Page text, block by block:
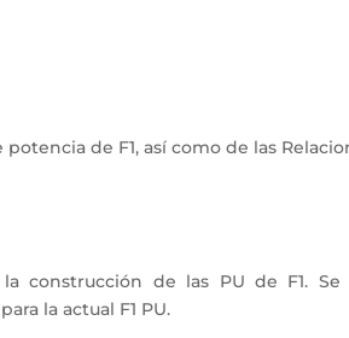
de F1, así como de las
construcción de las PU de F1.
la actual F1 PU.